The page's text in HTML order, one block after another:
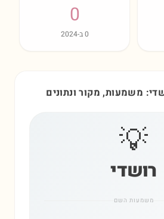
0
0ב-2024
משמעות, מקור ונתונים
💡
רושדי
משמעות השם